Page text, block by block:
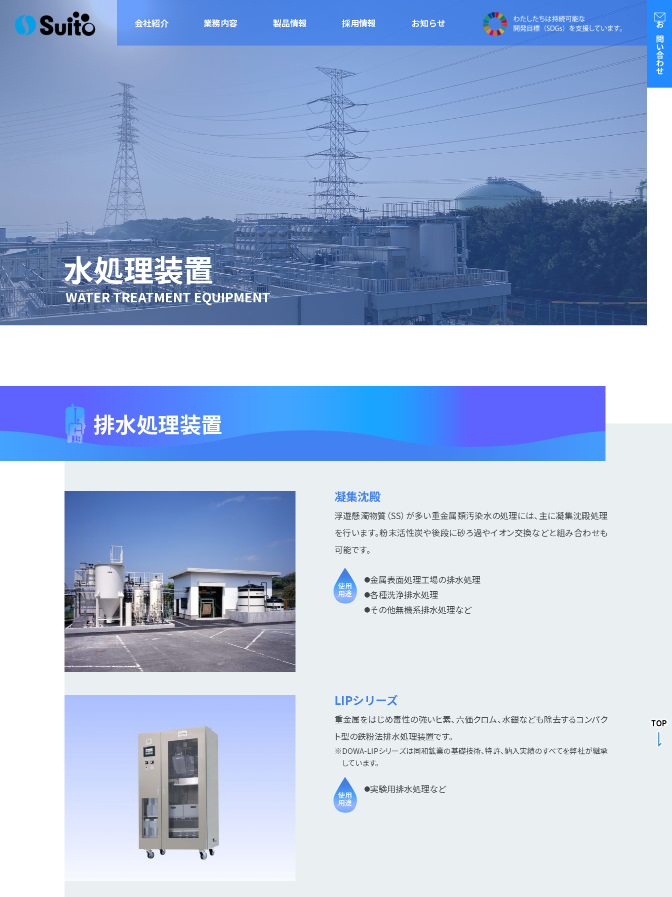
会社紹介 業務内容 製品情報 採用情報 お知らせ
お問い合わせ
水処理装置
WATER TREATMENT EQUIPMENT
排水処理装置
凝集沈殿
浮遊懸濁物質（SS）が多い重金属類汚染水の処理には、主に凝集沈殿処理
を行います。粉末活性炭や後段に砂ろ過やイオン交換などと組み合わせも
可能です。
使用
用途
●金属表面処理工場の排水処理
●各種洗浄排水処理
●その他無機系排水処理など
LIPシリーズ
重金属をはじめ毒性の強いヒ素、六価クロム、水銀なども除去するコンパク
ト型の鉄粉法排水処理装置です。
※DOWA-LIPシリーズは同和鉱業の基礎技術、特許、納入実績のすべてを弊社が継承
しています。
使用
用途
●実験用排水処理など
TOP